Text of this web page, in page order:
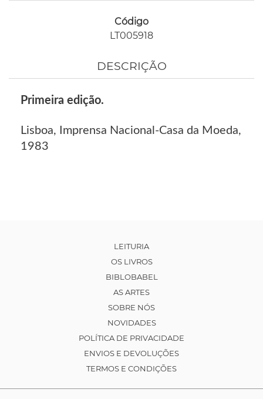
Código
LT005918
DESCRIÇÃO
Primeira edição.
Lisboa, Imprensa Nacional-Casa da Moeda,
1983
LEITURIA
OS LIVROS
BIBLOBABEL
AS ARTES
SOBRE NÓS
NOVIDADES
POLÍTICA DE PRIVACIDADE
ENVIOS E DEVOLUÇÕES
TERMOS E CONDIÇÕES